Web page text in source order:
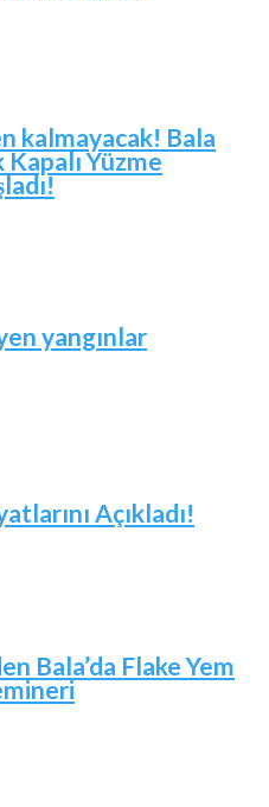
kalmayacak! Bala
Yüzme
yangınlar
Açıkladı!
Bala’da Flake Yem